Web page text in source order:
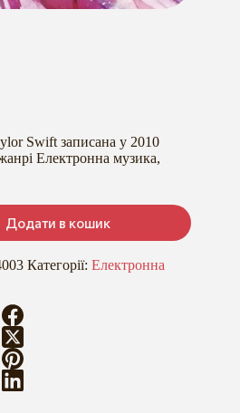
Swift записана у 2010
Електронна музика,
Додати в кошик
Категорії: Електронна